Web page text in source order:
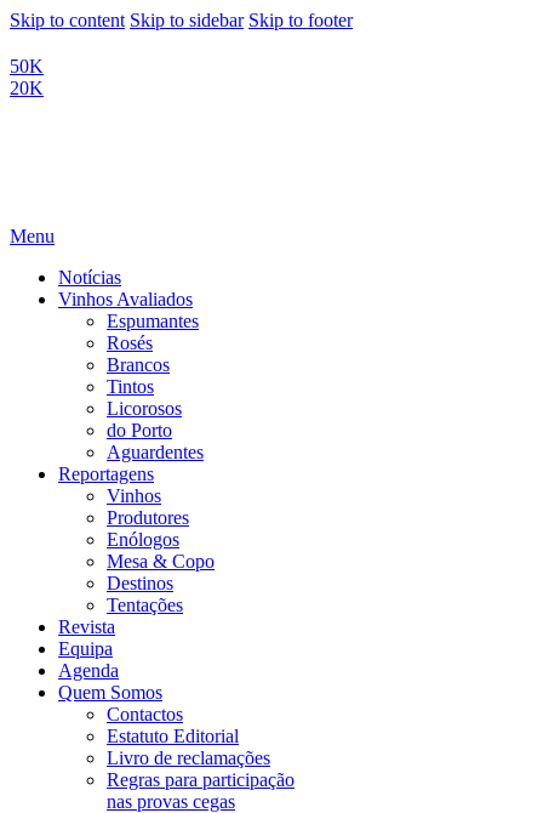
Skip to content Skip to sidebar Skip to footer
50K
20K
Menu
Notícias
Vinhos Avaliados
Espumantes
Rosés
Brancos
Tintos
Licorosos
do Porto
Aguardentes
Reportagens
Vinhos
Produtores
Enólogos
Mesa & Copo
Destinos
Tentações
Revista
Equipa
Agenda
Quem Somos
Contactos
Estatuto Editorial
Livro de reclamações
Regras para participação
nas provas cegas